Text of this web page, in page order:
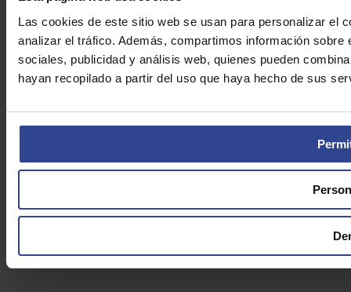
Las cookies de este sitio web se usan para personalizar el
analizar el tráfico. Además, compartimos información
sociales, publicidad y análisis web, quienes pueden
hayan recopilado a partir del uso que haya hecho de sus